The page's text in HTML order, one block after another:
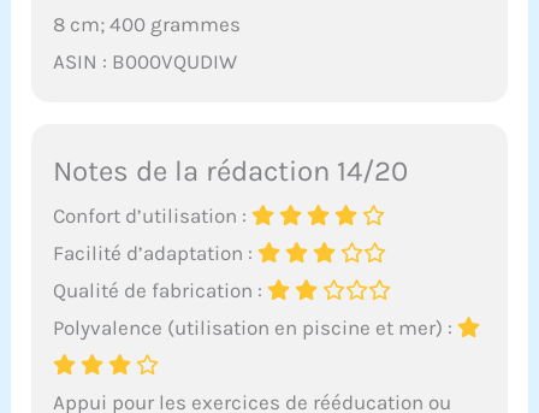
8 cm; 400 grammes
ASIN : B000VQUDIW
Notes de la rédaction 14/20
Confort d’utilisation :
Facilité d’adaptation :
Qualité de fabrication :
Polyvalence (utilisation en piscine et mer) :
Appui pour les exercices de rééducation ou